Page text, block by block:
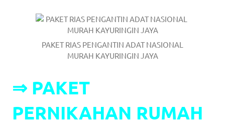
here
now
https://www.domainwatches.com
PAKET RIAS PENGANTIN ADAT NASIONAL
MURAH KAYURINGIN JAYA
⇒ PAKET
PERNIKAHAN RUMAH